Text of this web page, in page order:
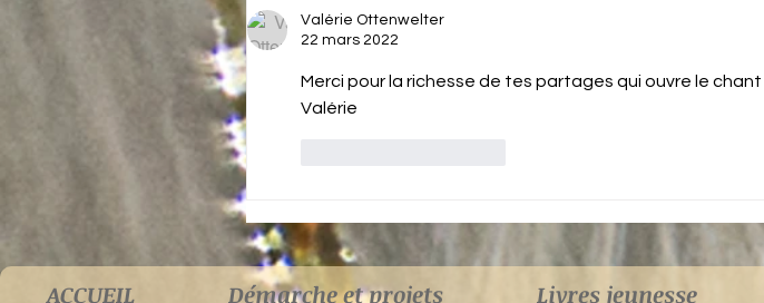
exploration simultanée
des autres vies
Valérie Ottenwelter
22 mars 2022
Merci pour la richesse de tes partages qui ouvre le
Valérie
ACCUEIL Démarche et projets Livres jeunesse